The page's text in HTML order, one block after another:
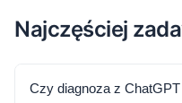
Najczęściej
Czy diagnoza z